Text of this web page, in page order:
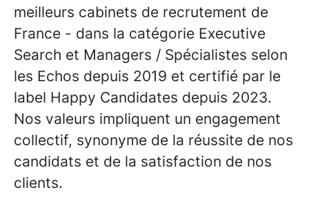
meilleurs cabinets de recrutement de
France - dans la catégorie Executive
Search et Managers / Spécialistes selon
les Echos depuis 2019 et certifié par le
label Happy Candidates depuis 2023.
Nos valeurs impliquent un engagement
collectif, synonyme de la réussite de nos
candidats et de la satisfaction de nos
clients.